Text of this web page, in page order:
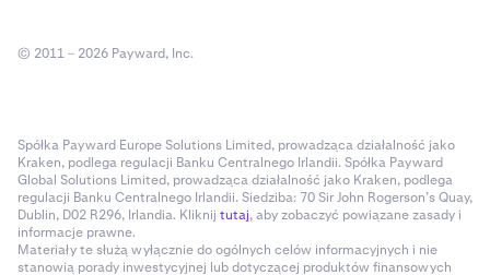
© 2011 – 2026 Payward, Inc.
Spółka Payward Europe Solutions Limited, prowadząca działalność jako
Kraken, podlega regulacji Banku Centralnego Irlandii. Spółka Payward
Global Solutions Limited, prowadząca działalność jako Kraken, podlega
regulacji Banku Centralnego Irlandii. Siedziba: 70 Sir John Rogerson’s Quay,
Dublin, D02 R296, Irlandia. Kliknij tutaj, aby zobaczyć powiązane zasady i
informacje prawne.
Materiały te służą wyłącznie do ogólnych celów informacyjnych i nie
stanowią porady inwestycyjnej lub dotyczącej produktów finansowych